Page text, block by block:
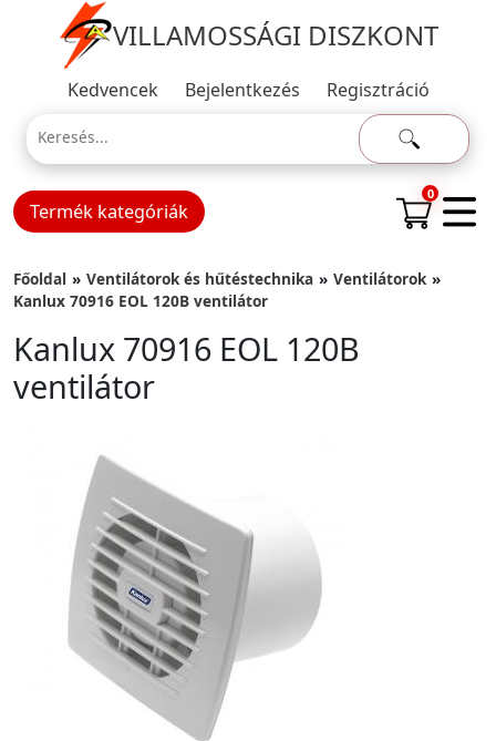
VILLAMOSSÁGI DISZKONT
Kedvencek Bejelentkezés Regisztráció
Termék kategóriák
0
Főoldal Ventilátorok és hűtéstechnika
Ventilátorok
Kanlux 70916 EOL 120B ventilátor
Kanlux 70916 EOL 120B
ventilátor